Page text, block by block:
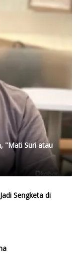
"Mati Suri atau
Sengketa di